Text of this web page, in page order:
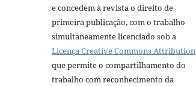
e concedem à revista o direito de
primeira publicação, com o trabalho
simultaneamente licenciado sob a
Licença Creative Commons Attribution
que permite o compartilhamento do
trabalho com reconhecimento da